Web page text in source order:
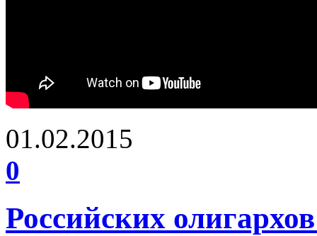
01.02.2015
0
Российских